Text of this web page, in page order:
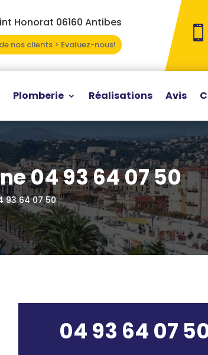
Honorat 06160 Antibes
nos clients > Evaluez-nous!

Plomberie Réalisations Avis
04 93 64 07 50
93 64 07 50
04 93 64 07